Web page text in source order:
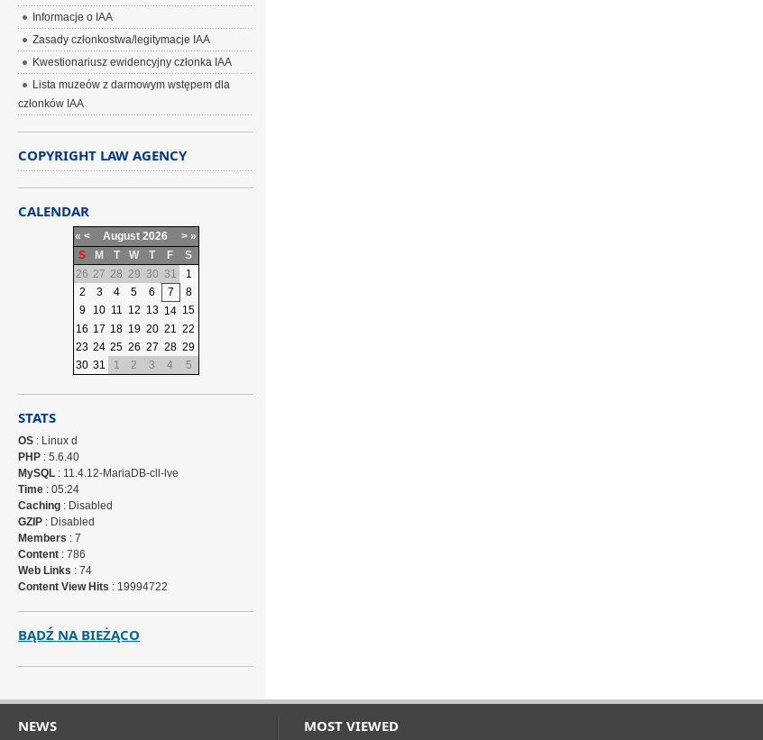
Informacje o IAA
Zasady członkostwa/legitymacje IAA
Kwestionariusz ewidencyjny członka IAA
Lista muzeów z darmowym wstępem dla
członków IAA
COPYRIGHT LAW AGENCY
CALENDAR
« < August 2026 > »
S
M T W T F
S
26 27 28 29 30 31
1
2
3 4 5 6 7
8
9
10 11 12 13 14 15
16 17 18 19 20 21 22
23 24 25 26 27 28 29
30 31 1 2 3 4 5
STATS
OS : Linux d
PHP : 5.6.40
MySQL : 11.4.12-MariaDB-cll-lve
Time : 05:24
Caching : Disabled
GZIP : Disabled
Members : 7
Content : 786
Web Links : 74
Content View Hits : 19994722
BĄDŹ NA BIEŻĄCO
NEWS MOST VIEWED